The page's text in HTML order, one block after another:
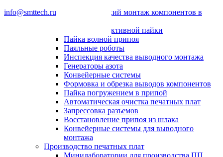
info@smttech.ru
Автоматический монтаж компонентов в
Системы селективной пайки
Пайка волной припоя
Паяльные роботы
Инспекция качества выводного монтажа
Генераторы азота
Конвейерные системы
Формовка и обрезка выводов компонентов
Пайка погружением в припой
Автоматическая очистка печатных плат
Запрессовка разъемов
Восстановление припоя из шлака
Конвейерные системы для выводного
монтажа
Производство печатных плат
Минилаборатории для производства ПП